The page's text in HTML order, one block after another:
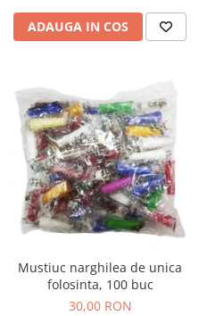
ADAUGA IN COS
Mustiuc narghilea de unica
folosinta, 100 buc
30,00 RON